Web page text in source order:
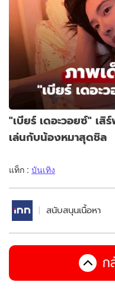
"เบียร์ เดอะวอยซ์" เสิ
เล่นกับน้องหมาสุดชิล
แท็ก : บันเทิง
สนับสนุนเนื้อหา
ก